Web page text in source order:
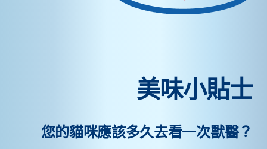
美味小貼士
您的貓咪應該多久去看一次獸醫？